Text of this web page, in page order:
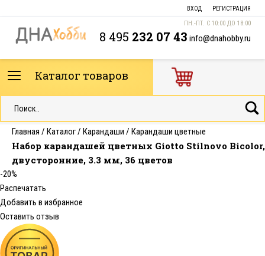
ВХОД РЕГИСТРАЦИЯ
ПН.-ПТ. С 10:00 ДО 18:00
8 495 232 07 43 info@dnahobby.ru
Каталог товаров
Главная / Каталог/ Карандаши / Карандаши цветные
Набор карандашей цветных Giotto Stilnovo Bicolor,
двусторонние, 3.3 мм, 36 цветов
-20%
Распечатать
Добавить в избранное
Оставить отзыв